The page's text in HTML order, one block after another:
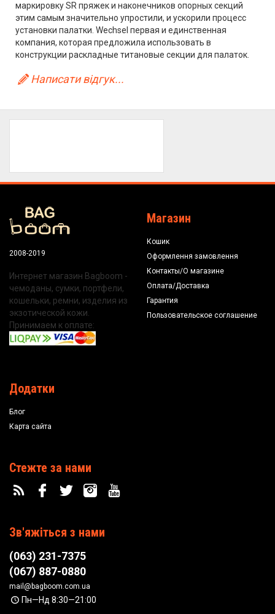
маркировку SR пряжек и наконечников опорных секций
этим самым значительно упростили, и ускорили процесс
установки палатки. Wechsel первая и единственная
компания, которая предложила использовать в
конструкции раскладные титановые секции для палаток.
Написати відгук...
2008-2019
Интернет магазин Bagboom -
чемоданы, сумки, портфели,
кошельки, ремни, изделия из
экзотической кожи.
Принимаем к оплате:
Магазин
Кошик
Оформлення замовлення
Контакты/О магазине
Оплата/Доставка
Гарантия
Пользовательское соглашение
Додатки
Блог
Карта сайта
Стежте за нами
Зв'яжіться з нами
(063) 231-7375
(067) 887-0880
mail@bagboom.com.ua
Пн—Нд 8:30—21:00